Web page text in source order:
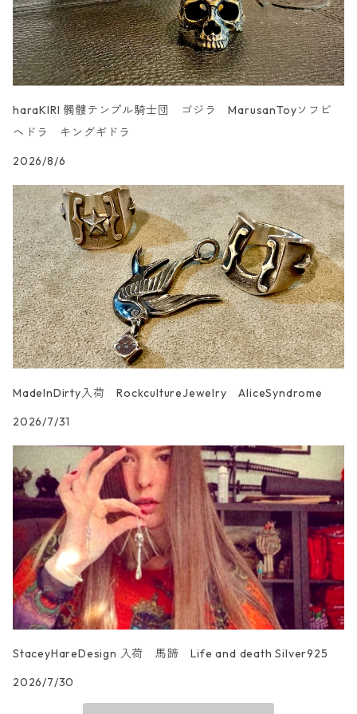
haraKIRI 髑髏テンプル騎士団 ゴジラ MarusanToyソフビ
ヘドラ キングギドラ
2026/8/6
MadeInDirty入荷 RockcultureJewelry AliceSyndrome
2026/7/31
StaceyHareDesign 入荷 馬蹄 Life and death Silver925
2026/7/30